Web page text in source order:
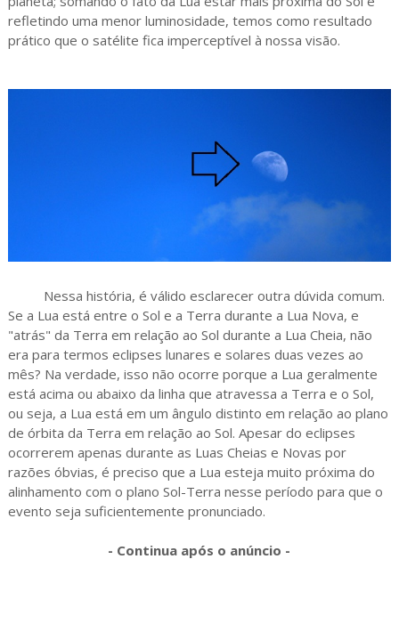
refletindo uma menor luminosidade, temos como resultado
prático que o satélite fica imperceptível à nossa visão.
Nessa história, é válido esclarecer outra dúvida comum.
Se a Lua está entre o Sol e a Terra durante a Lua Nova, e
"atrás" da Terra em relação ao Sol durante a Lua Cheia, não
era para termos eclipses lunares e solares duas vezes ao
mês? Na verdade, isso não ocorre porque a Lua geralmente
está acima ou abaixo da linha que atravessa a Terra e o Sol,
ou seja, a Lua está em um ângulo distinto em relação ao plano
de órbita da Terra em relação ao Sol. Apesar do eclipses
ocorrerem apenas durante as Luas Cheias e Novas por
razões óbvias, é preciso que a Lua esteja muito próxima do
alinhamento com o plano Sol-Terra nesse período para que o
evento seja suficientemente pronunciado.
- Continua após o anúncio -